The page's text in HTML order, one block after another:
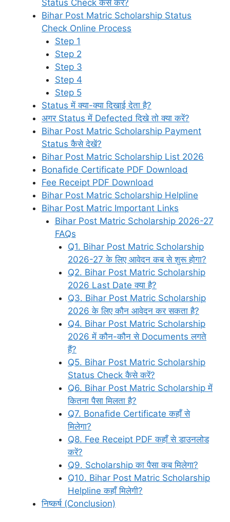
Status Check कैसे करें?
Bihar Post Matric Scholarship Status
Check Online Process
Step 1
Step 2
Step 3
Step 4
Step 5
Status में क्या-क्या दिखाई देता है?
अगर Status में Defected दिखे तो क्या करें?
Bihar Post Matric Scholarship Payment
Status कैसे देखें?
Bihar Post Matric Scholarship List 2026
Bonafide Certificate PDF Download
Fee Receipt PDF Download
Bihar Post Matric Scholarship Helpline
Bihar Post Matric Important Links
Bihar Post Matric Scholarship 2026-27
FAQs
Q1. Bihar Post Matric Scholarship
2026-27 के लिए आवेदन कब से शुरू होगा?
Q2. Bihar Post Matric Scholarship
2026 Last Date क्या है?
Q3. Bihar Post Matric Scholarship
2026 के लिए कौन आवेदन कर सकता है?
Q4. Bihar Post Matric Scholarship
2026 में कौन-कौन से Documents लगते
हैं?
Q5. Bihar Post Matric Scholarship
Status Check कैसे करें?
Q6. Bihar Post Matric Scholarship में
कितना पैसा मिलता है?
Q7. Bonafide Certificate कहाँ से
मिलेगा?
Q8. Fee Receipt PDF कहाँ से डाउनलोड
करें?
Q9. Scholarship का पैसा कब मिलेगा?
Q10. Bihar Post Matric Scholarship
Helpline कहाँ मिलेगी?
निष्कर्ष (Conclusion)